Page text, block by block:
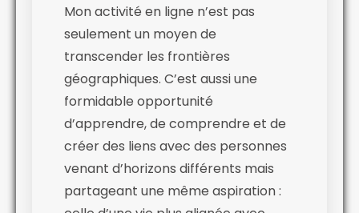
Mon activité en ligne n’est pas
seulement un moyen de
transcender les frontières
géographiques. C’est aussi une
formidable opportunité
d’apprendre, de comprendre et de
créer des liens avec des personnes
venant d’horizons différents mais
partageant une même aspiration :